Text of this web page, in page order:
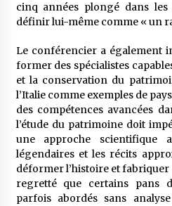
cinq années plongé dans
définir lui-même comme « un
Le conférencier a également
former des spécialistes
et la conservation du
l’Italie comme exemples de
des compétences avancées
l’étude du patrimoine doit
une approche scientifique
légendaires et les récits
déformer l’histoire et
regretté que certains pans
parfois abordés sans